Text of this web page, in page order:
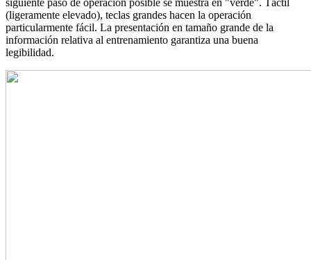
(ligeramente elevado), teclas grandes hacen la operación
particularmente fácil. La presentación en tamaño grande de la
información relativa al entrenamiento garantiza una buena
legibilidad.